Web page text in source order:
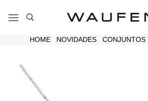
HOME| NOVIDADES| CONJUNTOS|